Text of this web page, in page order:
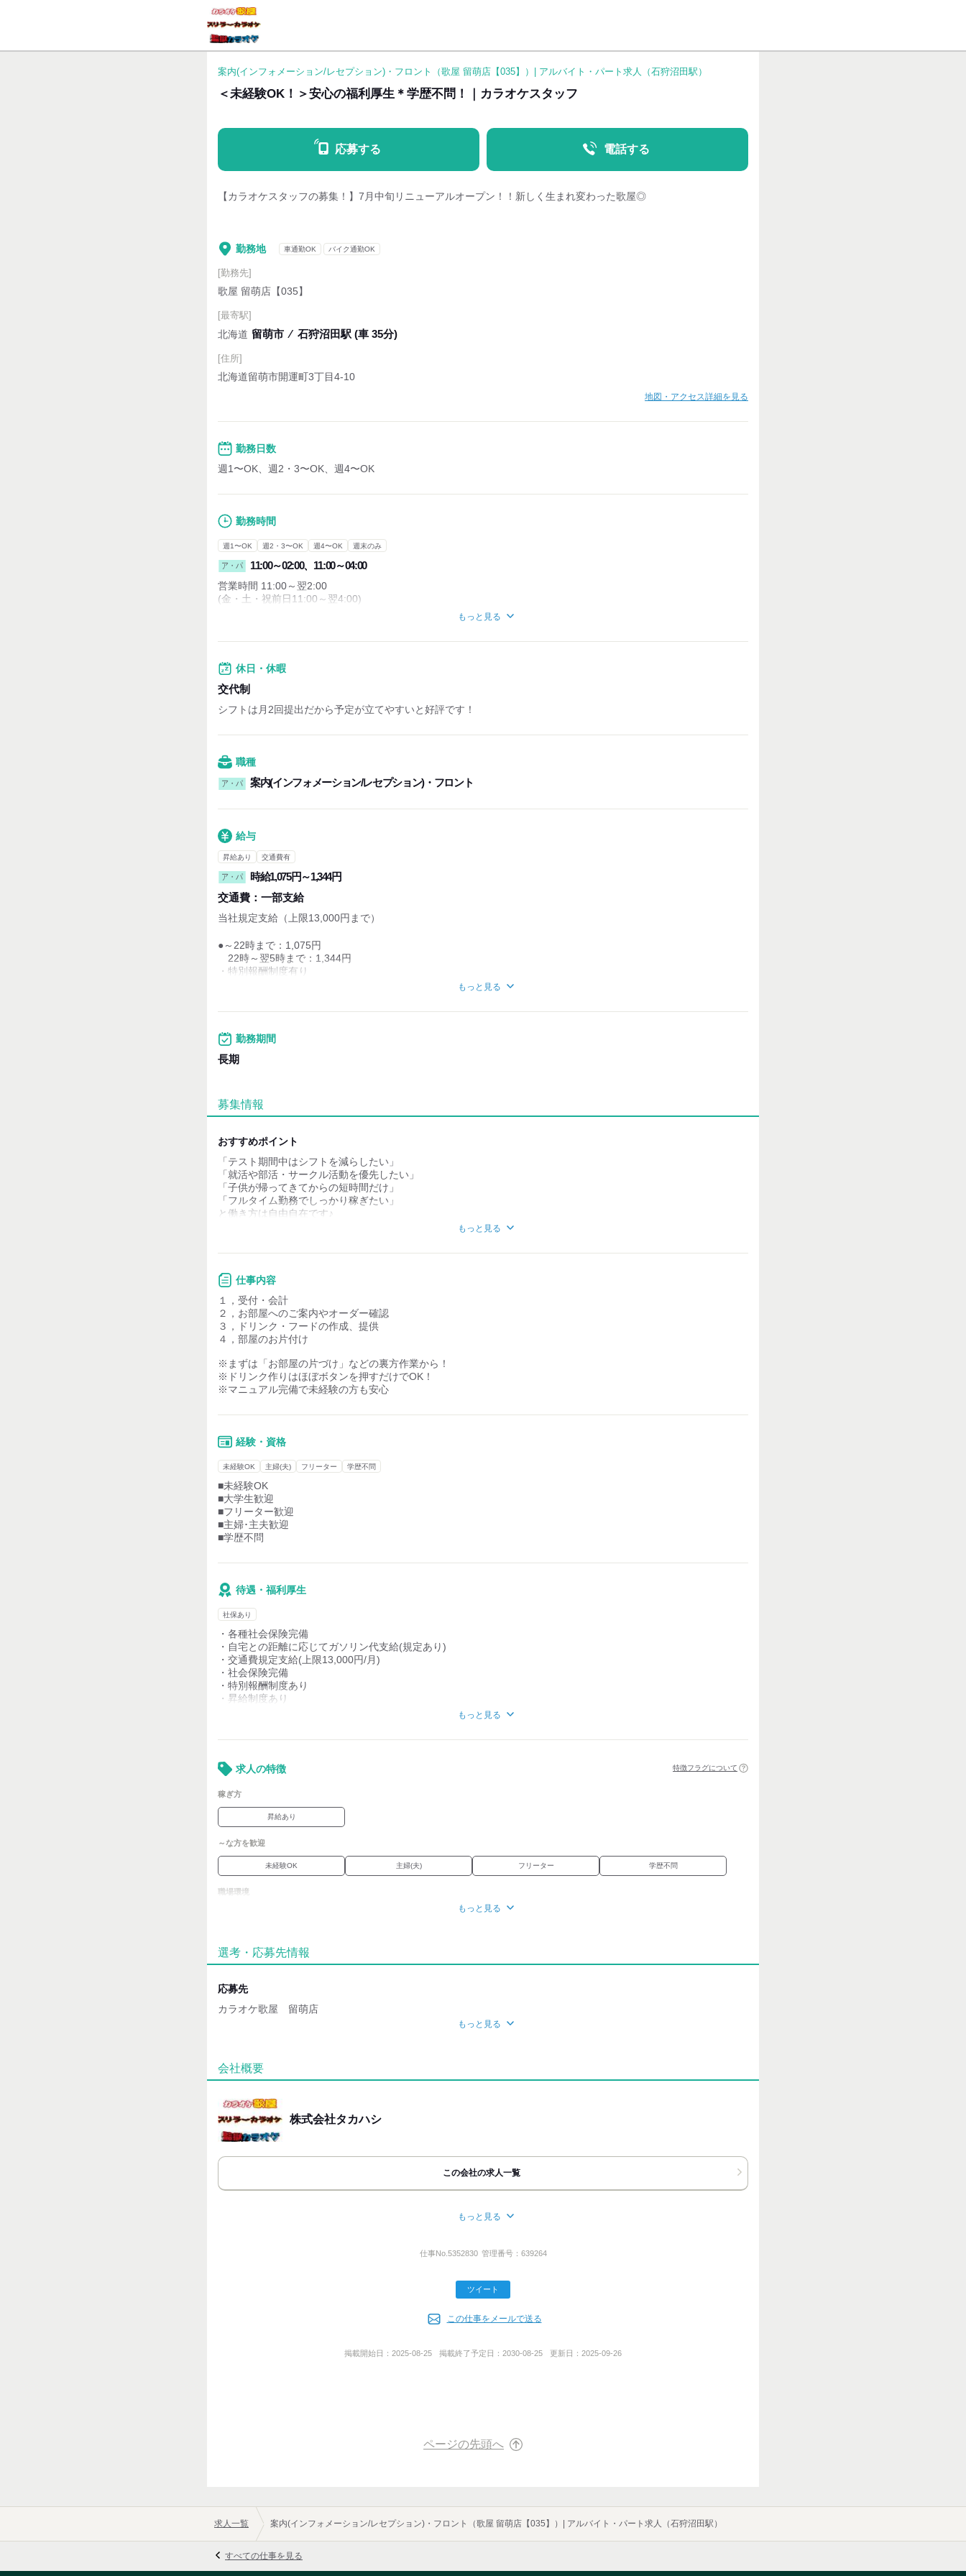
案内(インフォメーション/レセプション)・フロント（歌屋 留萌店【035】）| アルバイト・パート求人（石狩沼田駅）
＜未経験OK！＞安心の福利厚生＊学歴不問！｜カラオケスタッフ
応募する 電話する
【カラオケスタッフの募集！】7月中旬リニューアルオープン！！新しく生まれ変わった歌屋◎
勤務地 車通勤OK バイク通勤OK
[勤務先]
歌屋 留萌店【035】
[最寄駅]
北海道 留萌市 ⁄ 石狩沼田駅 (車 35分)
[住所]
北海道留萌市開運町3丁目4-10
地図・アクセス詳細を見る
勤務日数
週1〜OK、週2・3〜OK、週4〜OK
勤務時間
週1〜OK 週2・3〜OK 週4〜OK 週末のみ
ア・パ 11:00～02:00、11:00～04:00
営業時間 11:00～翌2:00
(金・土・祝前日11:00～翌4:00)
週1回・短時間の勤務ＯＫ！お気軽にご相談ください。
・所定労働時間：最長173時間
もっと見る
休日・休暇
交代制
シフトは月2回提出だから予定が立てやすいと好評です！
職種
ア・パ 案内(インフォメーション/レセプション)・フロント
給与
昇給あり 交通費有
ア・パ
時給1,075円～1,344円
交通費： 一部支給
当社規定支給（上限13,000円まで）
●～22時まで：1,075円
22時～翌5時まで：1,344円
・特別報酬制度有り
もっと見る
勤務期間
長期
募集情報
おすすめポイント
「テスト期間中はシフトを減らしたい」
「就活や部活・サークル活動を優先したい」
「子供が帰ってきてからの短時間だけ」
「フルタイム勤務でしっかり稼ぎたい」
と働き方は自由自在です♪
もっと見る
仕事内容
１，受付・会計
２，お部屋へのご案内やオーダー確認
３，ドリンク・フードの作成、提供
４，部屋のお片付け
※まずは「お部屋の片づけ」などの裏方作業から！
※ドリンク作りはほぼボタンを押すだけでOK！
※マニュアル完備で未経験の方も安心
経験・資格
未経験OK 主婦(夫) フリーター 学歴不問
■未経験OK
■大学生歓迎
■フリーター歓迎
■主婦･主夫歓迎
■学歴不問
待遇・福利厚生
社保あり
・各種社会保険完備
・自宅との距離に応じてガソリン代支給(規定あり)
・交通費規定支給(上限13,000円/月)
・社会保険完備
・特別報酬制度あり
・昇給制度あり
・フードは「50%引き」でお得〇
もっと見る
求人の特徴 特徴フラグについて
稼ぎ方
昇給あり
～な方を歓迎
未経験OK 主婦(夫) フリーター 学歴不問
職場環境
交通費有 社保あり
もっと見る
選考・応募先情報
応募先
カラオケ歌屋 留萌店
最後までお読みいただきありがとうございます。
【WEB でのご応募】
カンタンWEB 応募24h 受付中！
折り返し、
採用担当者より面接についてご連絡いたします。
お気軽に採用担当までご連絡ください。
お伝えいただけるとスムーズです。
◇面接の際は履歴書(写真貼付)をご持参ください。
もっと見る
会社概要
株式会社タカハシ
この会社の求人一覧
もっと見る
仕事No. 5352830 管理番号： 639264
ツイート
この仕事をメールで送る
掲載開始日： 2025-08-25 掲載終了予定日： 2030-08-25 更新日： 2025-09-26
ページの先頭へ
求人一覧 案内(インフォメーション/レセプション)・フロント（歌屋 留萌店【035】）| アルバイト・パート求人（石狩沼田駅）
すべての仕事を見る